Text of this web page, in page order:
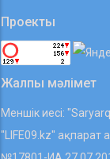
Проекты
Жалпы мәлімет
Меншік иесі:
"LIFE09.kz" ақпарат